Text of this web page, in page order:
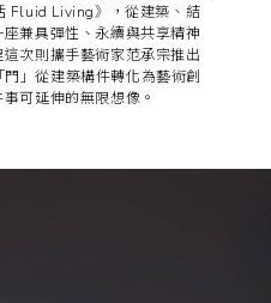
Fluid Living》，從建築、結
兼具彈性、永續與共享精神
次則攜手藝術家范承宗推出
」從建築構件轉化為藝術創
可延伸的無限想像。